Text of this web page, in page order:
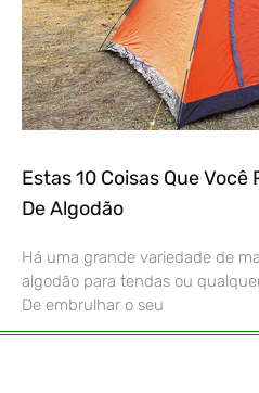
Estas 10 Coisas Que Você
De Algodão
Há uma grande variedade de
algodão para tendas ou
De embrulhar o seu